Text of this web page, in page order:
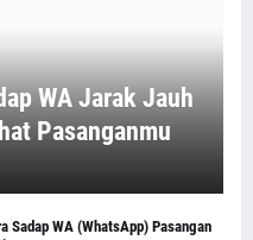
WA Jarak Jauh
Pasanganmu
Sadap WA (WhatsApp) Pasangan